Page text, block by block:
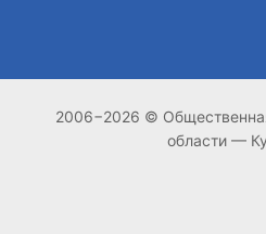
2006−2026 ©
области —